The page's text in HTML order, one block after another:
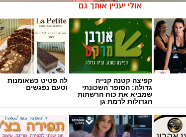
אולי יעניין אותך גם
קפיצה קטנה קנייה
גדולה: הסופר השכונתי
שמביא את כוח הרשתות
הגדולות לרמת גן
לה פטיט כשאומנות
וטעם נפגשים